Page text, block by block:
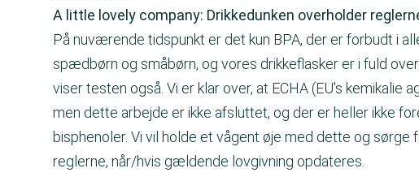
A little lovely company: Drikkedunken overholder
På nuværende tidspunkt er det kun BPA, der er forbudt i
spædbørn og småbørn, og vores drikkeflasker er i fuld
viser testen også. Vi er klar over, at ECHA (EU's kemikalie
men dette arbejde er ikke afsluttet, og der er heller ikke
bisphenoler. Vi vil holde et vågent øje med dette og
reglerne, når/hvis gældende lovgivning opdateres.